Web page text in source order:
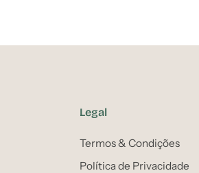
Legal
Termos & Condições
Política de Privacidade